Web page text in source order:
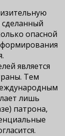
опасной
формирования
является
Тем
лишь
патрона,